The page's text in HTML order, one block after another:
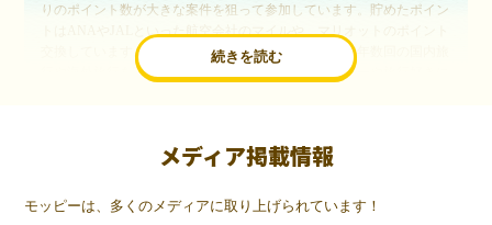
続きを読む
りのポイント数が大きな案件を狙って参加しています。貯めたポイン
交換しています。このようにすることで、ほぼ無料で年数回の国内旅
行や海外旅行を実現しています。モッピーは陸マイラーや旅行好きに
いつものネットショッピングが、モッピーでお得
（20代・女性）
メディア掲載情報
モッピーは、多くのメディアに取り上げられています！